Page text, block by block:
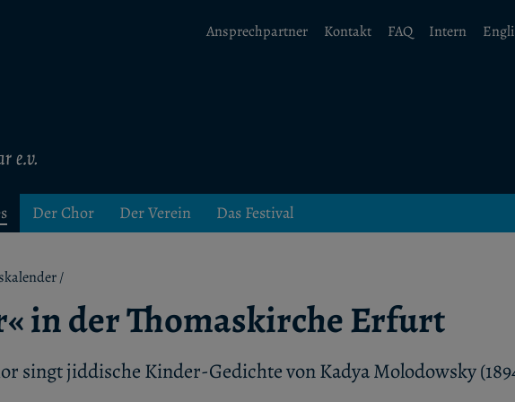
Ansprechpartner Kontakt FAQ Intern
Weimar
Der Chor Der Verein Das Festival
/
in der Thomaskirche Erfurt
singt jiddische Kinder-Gedichte von Kadya Molodowsky